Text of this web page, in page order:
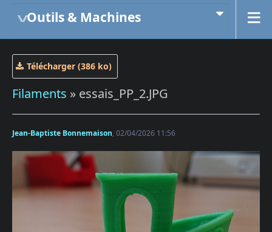
Outils & Machines
Télécharger (386 ko)
Filaments » essais_PP_2.JPG
Jean-Baptiste Bonnemaison, 02/04/2026 11:56